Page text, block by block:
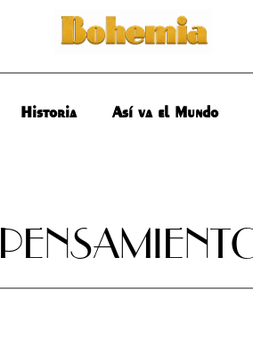
Historia Así va el Mundo